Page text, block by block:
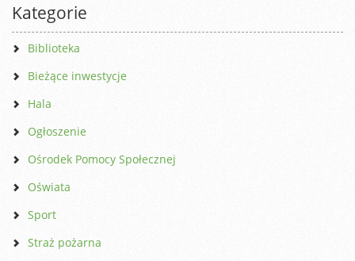
Kategorie
Biblioteka
Bieżące inwestycje
Hala
Ogłoszenie
Ośrodek Pomocy Społecznej
Oświata
Sport
Straż pożarna